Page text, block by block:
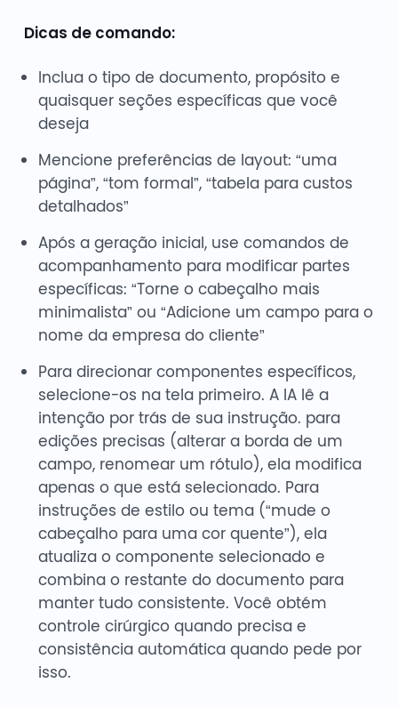
Dicas de comando:
Inclua o tipo de documento, propósito e
quaisquer seções específicas que você
deseja
Mencione preferências de layout: “uma
página”, “tom formal”, “tabela para custos
detalhados”
Após a geração inicial, use comandos de
acompanhamento para modificar partes
específicas: “Torne o cabeçalho mais
minimalista” ou “Adicione um campo para o
nome da empresa do cliente”
Para direcionar componentes específicos,
selecione-os na tela primeiro. A IA lê a
intenção por trás de sua instrução. para
edições precisas (alterar a borda de um
campo, renomear um rótulo), ela modifica
apenas o que está selecionado. Para
instruções de estilo ou tema (“mude o
cabeçalho para uma cor quente”), ela
atualiza o componente selecionado e
combina o restante do documento para
manter tudo consistente. Você obtém
controle cirúrgico quando precisa e
consistência automática quando pede por
isso.